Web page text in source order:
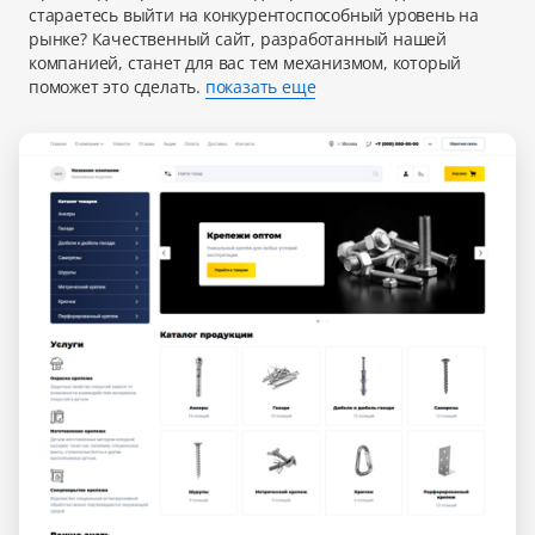
стараетесь выйти на конкурентоспособный уровень на
рынке? Качественный сайт, разработанный нашей
компанией, станет для вас тем механизмом, который
поможет это сделать. показать еще